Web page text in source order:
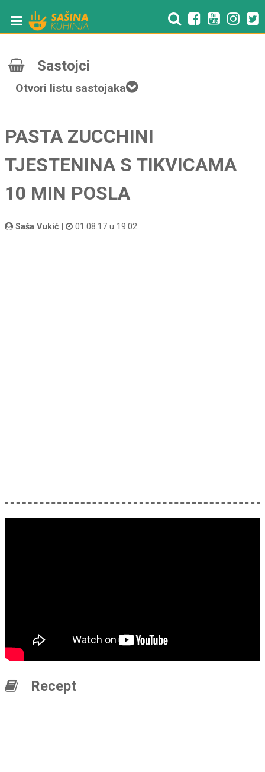
Sastojci
Otvori listu sastojaka
PASTA ZUCCHINI
TJESTENINA S TIKVICAMA
10 MIN POSLA
Saša Vukić 01.08.17 u 19:02
Recept